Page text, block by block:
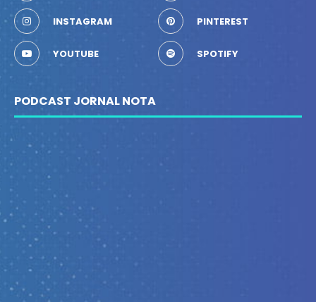
INSTAGRAM PINTEREST
YOUTUBE SPOTIFY
PODCAST JORNAL NOTA